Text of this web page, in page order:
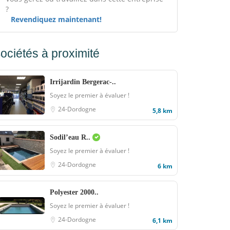
?
Revendiquez maintenant!
à proximité
Irrijardin Bergerac-..
Soyez le premier à évaluer !
24-Dordogne
5,8 km
Sodil’eau R..
Soyez le premier à évaluer !
24-Dordogne
6 km
Polyester 2000..
Soyez le premier à évaluer !
24-Dordogne
6,1 km